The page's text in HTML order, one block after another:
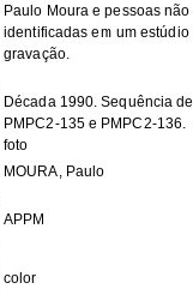
Paulo Moura e pessoas não
identificadas em um estúdio
gravação.
Década 1990. Sequência
PMPC2-135 e PMPC2-136.
foto
MOURA, Paulo
APPM
color